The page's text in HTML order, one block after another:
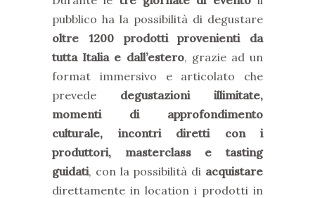
pubblico ha la possibilità di degustare
oltre 1200 prodotti provenienti da
tutta Italia e dall’estero, grazie ad un
format immersivo e articolato che
prevede degustazioni illimitate,
momenti di approfondimento
culturale, incontri diretti con i
produttori, masterclass e tasting
guidati, con la possibilità di acquistare
direttamente in location i prodotti in